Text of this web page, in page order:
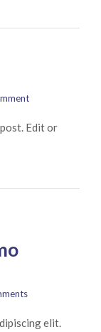
Edit or
elit.